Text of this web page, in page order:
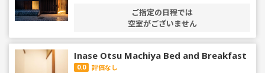
ご指定の日程では
空室がございません
Inase Otsu Machiya Bed and Breakfast
0.0 評価なし